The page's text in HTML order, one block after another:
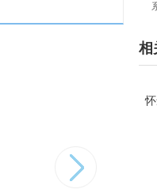
相